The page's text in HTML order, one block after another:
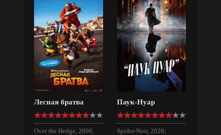
Лесная братва
Over the Hedge, 2006;
Паук-Нуар
Spider-Noir, 2026;